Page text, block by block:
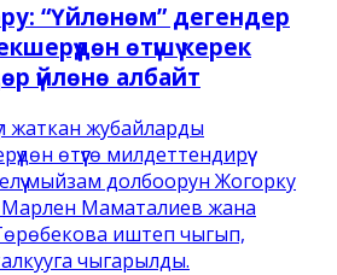
“Үйлөнөм” дегендер
өтүшү керек
үйлөнө албайт
жаткан жубайларды
өтүүгө милдеттендирүү
мыйзам долбоорун Жогорку
Маматалиев жана
иштеп чыгып,
чыгарылды.